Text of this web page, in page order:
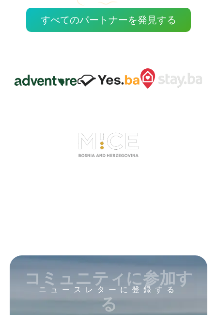
すべてのパートナーを発見する
ニュースレターに登録する
コミュニティに参加す
る